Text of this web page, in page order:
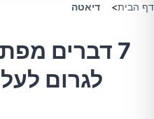
דף הבית> דיאטה
7 דברים
לגרום